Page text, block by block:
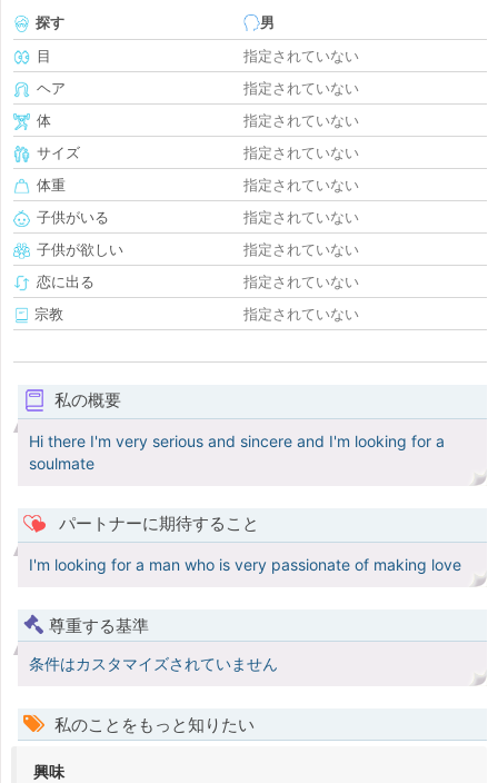
探す
男
目
指定されていない
ヘア
指定されていない
体
指定されていない
サイズ
指定されていない
体重
指定されていない
子供がいる
指定されていない
子供が欲しい
指定されていない
恋に出る
指定されていない
宗教
指定されていない
私の概要
Hi there I'm very serious and sincere and I'm looking for a
soulmate
パートナーに期待すること
I'm looking for a man who is very passionate of making love
尊重する基準
条件はカスタマイズされていません
私のことをもっと知りたい
興味